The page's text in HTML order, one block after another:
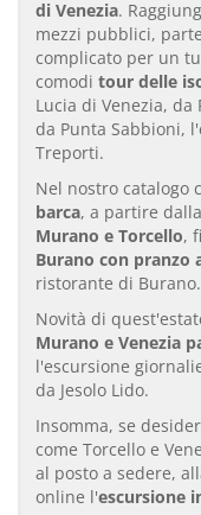
di Venezia.
mezzi pubblici,
complicato per un
comodi tour delle
Lucia di Venezia, da
da Punta Sabbioni,
Treporti.
Nel nostro catalogo
barca, a partire
Murano e Torcello,
Burano con pranzo
ristorante di Burano.
Novità di
Murano e Venezia
l'escursione
da Jesolo Lido.
Insomma, se
come Torcello e
al posto a sedere,
online l'escursione